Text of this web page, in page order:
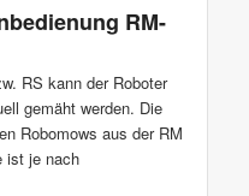
RM-
RS kann der Roboter
gemäht werden. Die
Robomows aus der RM
ist je nach